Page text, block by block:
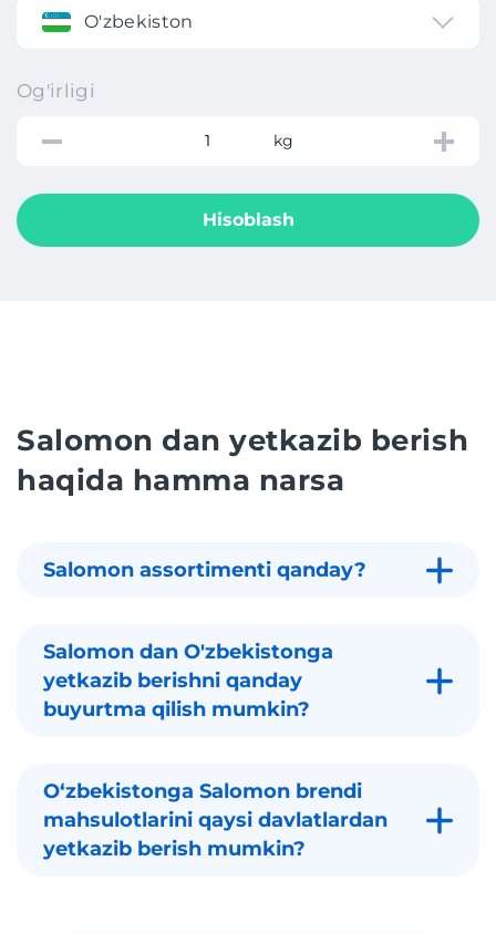
O'zbekiston
Og'irligi
kg
Hisoblash
Salomon dan yetkazib berish
haqida hamma narsa
Salomon assortimenti qanday?
Salomon dan O'zbekistonga
yetkazib berishni qanday
buyurtma qilish mumkin?
Oʻzbekistonga Salomon brendi
mahsulotlarini qaysi davlatlardan
yetkazib berish mumkin?